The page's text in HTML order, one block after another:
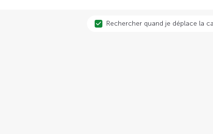
Rechercher quand je déplace la